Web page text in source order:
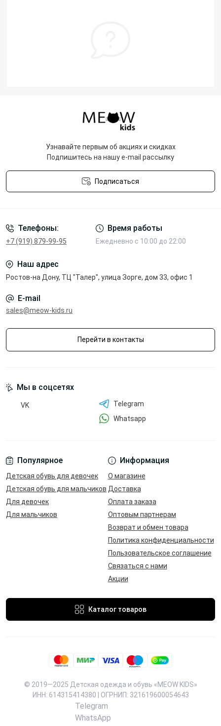
Узнавайте первым об акциях и скидках
Подпишитесь на нашу e-mail рассылку
Подписаться
Телефоны:
+7 (919) 879-99-95
Время работы
Ежедневно с 10:00 до 22:00
Наш адрес
Ростов-на Дону, ТЦ "Талер", улица Зорге, дом 33, офис 1
E-mail
sales@meow-kids.ru
Перейти в контакты
Популярное
Детская обувь для девочек
Детская обувь для мальчиков
Для девочек
Для мальчиков
Информация
О магазине
Доставка
Оплата заказа
Оптовым партнерам
Возврат и обмен товара
Политика конфиденциальности
Пользовательское соглашение
Связаться с нами
Акции
Каталог товаров
Мы в соцсетях
VK
Telegram
Whatsapp
© 2019—2025 Детская одежда и обувь «MEOW KIDS»
ИНН: 614315414380 | ОГРНИП: 321619600054643
Telegram
WhatsApp